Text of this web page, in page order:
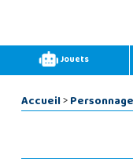
Jouets
Accueil>